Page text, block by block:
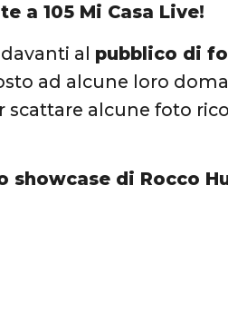
a 105 Mi Casa Live!
al pubblico di
ad alcune loro
scattare alcune foto
showcase di Rocco